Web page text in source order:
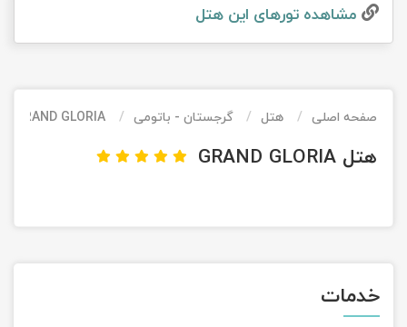
مشاهده تور‌های این هتل
صفحه اصلی هتل گرجستان - باتومی GRAND GLORIA
هتل GRAND GLORIA
خدمات
تور کویر کاراکال
تور کویر مصر
تور ماسوله
تور کیش از ساری
اقساطی
تور کیش از بندرعباس
اقساطی
تور قزاقستان اقساطی
تور زیارتی اقساطی